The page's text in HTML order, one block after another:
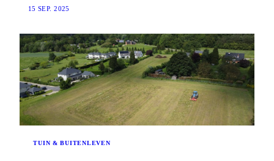
15 SEP. 2025
TUIN & BUITENLEVEN